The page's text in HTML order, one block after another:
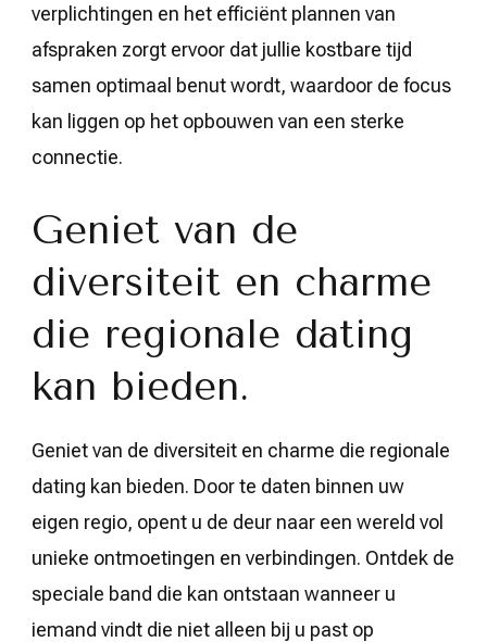
verplichtingen en het efficiënt plannen van
afspraken zorgt ervoor dat jullie kostbare tijd
samen optimaal benut wordt, waardoor de focus
kan liggen op het opbouwen van een sterke
connectie.
Geniet van de
diversiteit en charme
die regionale dating
kan bieden.
Geniet van de diversiteit en charme die regionale
dating kan bieden. Door te daten binnen uw
eigen regio, opent u de deur naar een wereld vol
unieke ontmoetingen en verbindingen. Ontdek de
speciale band die kan ontstaan wanneer u
iemand vindt die niet alleen bij u past op